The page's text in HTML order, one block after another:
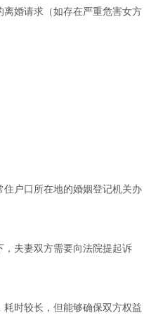
婚请求（如存在严重危害女方
户口所在地的婚姻登记机关办
夫妻双方需要向法院提起诉
时较长，但能够确保双方权益